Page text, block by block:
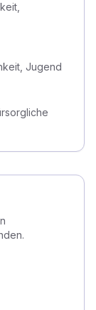
Jugend